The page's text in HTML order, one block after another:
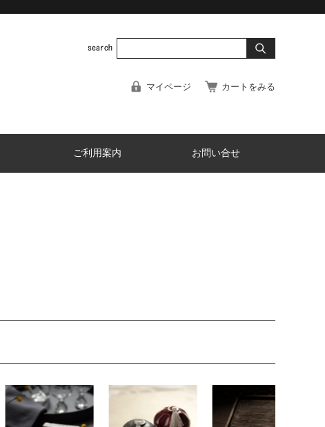
マイページ カートをみる
ご利用案内 お問い合せ